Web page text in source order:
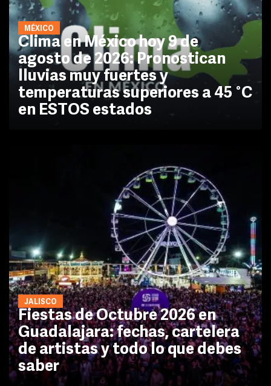
MÉXICO
Clima en México hoy 9 de
agosto de 2026: Pronostican
lluvias muy fuertes y
temperaturas superiores a 45 °C
en ESTOS estados
JALISCO
Fiestas de Octubre 2026 en
Guadalajara: fechas, cartelera
de artistas y todo lo que debes
saber